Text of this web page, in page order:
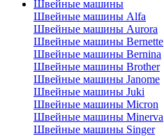
Швейные машины
Швейные машины Alfa
Швейные машины Aurora
Швейные машины Bernette
Швейные машины Bernina
Швейные машины Brother
Швейные машины Janome
Швейные машины Juki
Швейные машины Micron
Швейные машины Minerva
Швейные машины Singer